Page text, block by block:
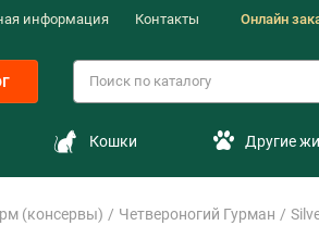
информация Контакты Онлайн
Кошки Другие
(консервы) Четвероногий Гурман